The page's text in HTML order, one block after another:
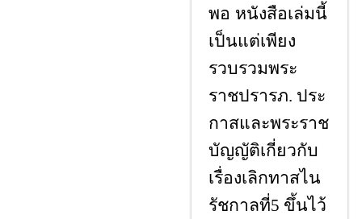
พอ หนังสือเล่มนี้
เป็นแต่เพียง
รวบรวมพระ
ราชปรารภ. ประ
กาสและพระราช
บัญญัติเกี่ยวกับ
เรื่องเลิกทาสไน
รัชกาลที่5 ขึ้นไว้